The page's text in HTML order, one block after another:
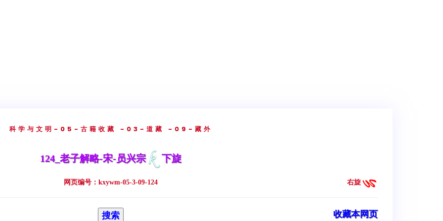
科学与文明 -05-古籍收藏 -03-道藏 -09-藏外
124_老子解略-宋-员兴宗 下旋
网页编号：kxywm-05-3-09-124 右旋
搜索 收藏本网页